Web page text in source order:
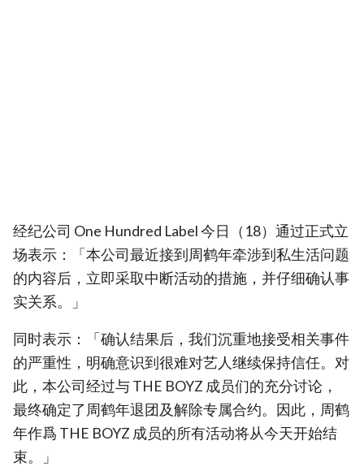
经纪公司 One Hundred Label 今日（18）通过正式立
场表示：「本公司最近接到周鹤年牵涉到私生活问题
的内容后，立即采取中断活动的措施，并仔细确认事
实关系。」
同时表示：「确认结果后，我们沉重地接受相关事件
的严重性，明确意识到很难对艺人继续保持信任。对
此，本公司经过与 THE BOYZ 成员们的充分讨论，
最终确定了周鹤年退团及解除专属合约。因此，周鹤
年作爲 THE BOYZ 成员的所有活动将从今天开始结
束。」